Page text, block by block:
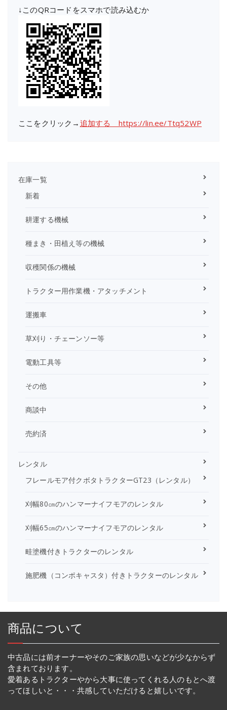
↓このQRコードをスマホで読み込むか
ここをクリック→ 追加する https://lin.ee/Ttq52WP
在庫一覧
新着
耕運する機械
種まき・田植え等の機械
収穫関係の機械
トラクター用作業機・アタッチメント
運搬車
草刈り・チェーンソー等
電動工具等
その他
商談中
売約済
レンタル
フレールモア付クボタトラクターGT23（レンタル）
刈幅80㎝のハンマーナイフモアのレンタル
刈幅65㎝のハンマーナイフモアのレンタル
畦塗機付きトラクターのレンタル
施肥機（コンポキャスタ）付きトラクターのレンタル
商品について
中古品には前オーナーやそのご家族の思いなどが少なからず
含まれております。
愛着あるトラクターやから大事に使ってくれる人のもとへ渡
ってほしいと・・・共感していただけると嬉しいです。